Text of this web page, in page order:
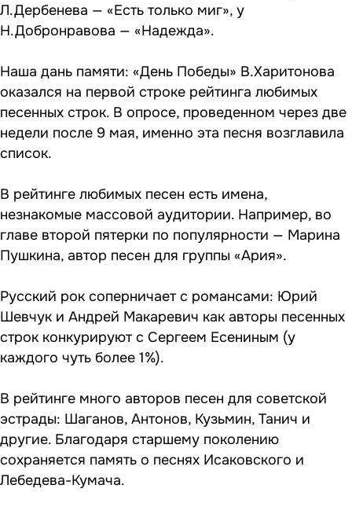
Л.Дербенева — «Есть только миг», у
Н.Добронравова — «Надежда».
Наша дань памяти: «День Победы» В.Харитонова
оказался на первой строке рейтинга любимых
песенных строк. В опросе, проведенном через две
недели после 9 мая, именно эта песня возглавила
список.
В рейтинге любимых песен есть имена,
незнакомые массовой аудитории. Например, во
главе второй пятерки по популярности — Марина
Пушкина, автор песен для группы «Ария».
Русский рок соперничает с романсами: Юрий
Шевчук и Андрей Макаревич как авторы песенных
строк конкурируют с Сергеем Есениным (у
каждого чуть более 1%).
В рейтинге много авторов песен для советской
эстрады: Шаганов, Антонов, Кузьмин, Танич и
другие. Благодаря старшему поколению
сохраняется память о песнях Исаковского и
Лебедева-Кумача.